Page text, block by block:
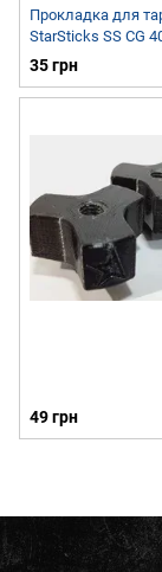
Прокладка для
StarSticks SS CG
35 грн
49 грн